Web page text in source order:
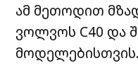
ამ მეთოდით
ვოლვოს C40 და
მოდელებისთვის.